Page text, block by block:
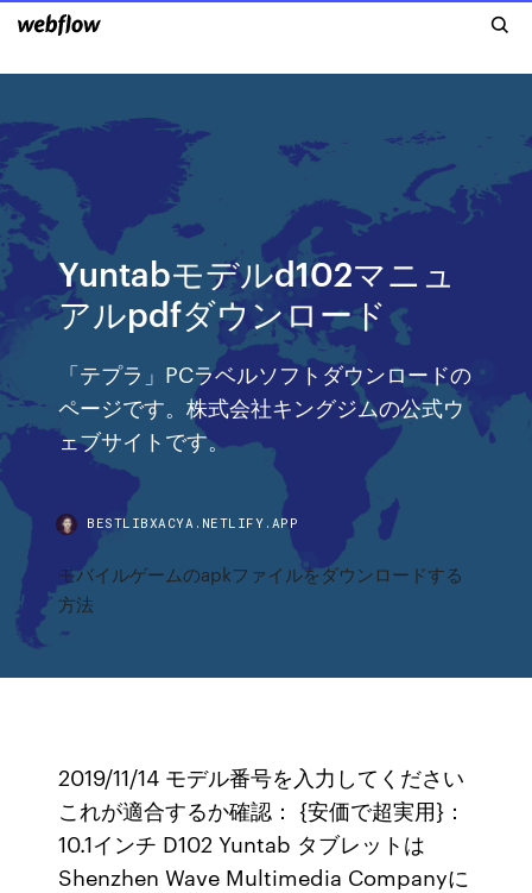
Yuntabモデルd102マニュ
アルpdfダウンロード
「テプラ」PCラベルソフトダウンロードの
ページです。株式会社キングジムの公式ウ
ェブサイトです。
BESTLIBXACYA.NETLIFY.APP
モバイルゲームのapkファイルをダウンロードする
方法
2019/11/14 モデル番号を入力してください
これが適合するか確認： {安価で超実用}：
10.1インチ D102 Yuntab タブレットは
Shenzhen Wave Multimedia Companyに